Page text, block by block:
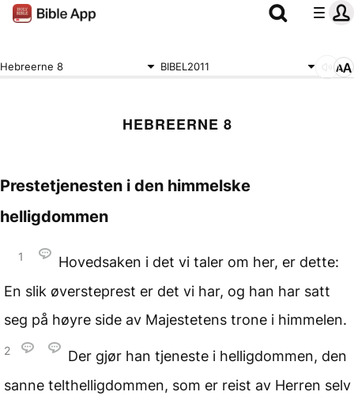
Hebreerne 8 BIBEL2011
HEBREERNE 8
Prestetjenesten i den himmelske
helligdommen
1
Hovedsaken i det vi taler om her, er dette:
En slik øversteprest er det vi har, og han har satt
seg på høyre side av Majestetens trone i himmelen.
2
Der gjør han tjeneste i helligdommen, den
sanne telthelligdommen, som er reist av Herren selv